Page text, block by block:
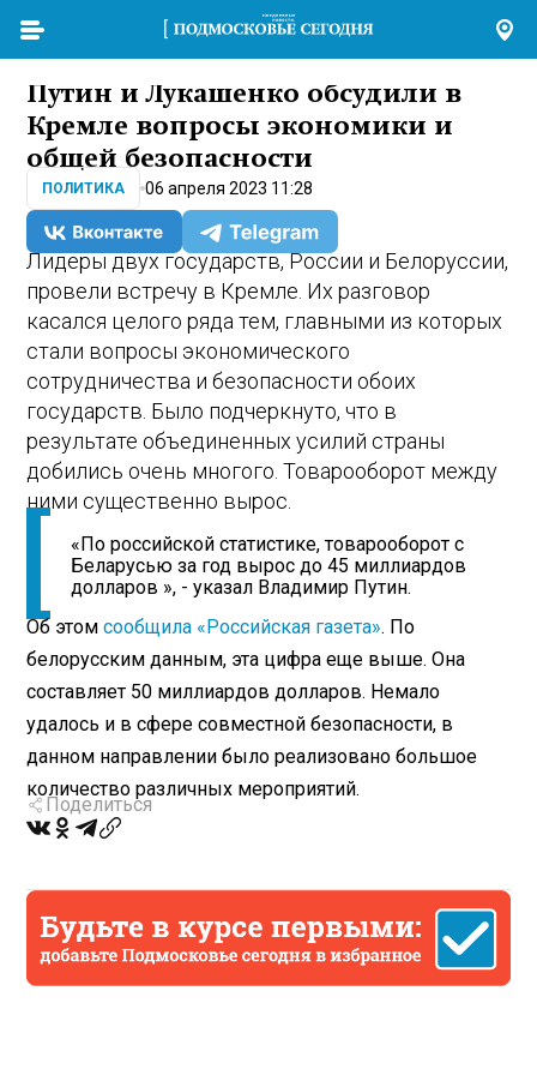
Путин и Лукашенко обсудили в
Кремле вопросы экономики и
общей безопасности
ПОЛИТИКА 06 апреля 2023 11:28
Лидеры двух государств, России и Белоруссии,
провели встречу в Кремле. Их разговор
касался целого ряда тем, главными из которых
стали вопросы экономического
сотрудничества и безопасности обоих
государств. Было подчеркнуто, что в
результате объединенных усилий страны
добились очень многого. Товарооборот между
ними существенно вырос.
«По российской статистике, товарооборот с
Беларусью за год вырос до 45 миллиардов
долларов », - указал Владимир Путин.
Об этомсообщила «Российская газета». По
белорусским данным, эта цифра еще выше. Она
составляет 50 миллиардов долларов. Немало
удалось и в сфере совместной безопасности, в
данном направлении было реализовано большое
количество различных мероприятий.
Поделиться